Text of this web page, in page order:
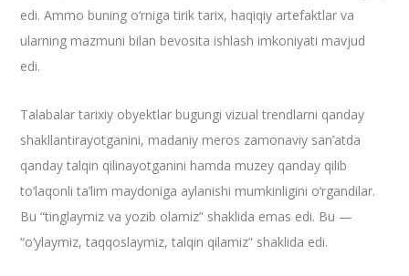
edi. Ammo buning o‘rniga tirik tarix, haqiqiy artefaktlar va
ularning mazmuni bilan bevosita ishlash imkoniyati mavjud
edi.
Talabalar tarixiy obyektlar bugungi vizual trendlarni qanday
shakllantirayotganini, madaniy meros zamonaviy san’atda
qanday talqin qilinayotganini hamda muzey qanday qilib
to‘laqonli ta’lim maydoniga aylanishi mumkinligini o‘rgandilar.
Bu “tinglaymiz va yozib olamiz” shaklida emas edi. Bu —
“o‘ylaymiz, taqqoslaymiz, talqin qilamiz” shaklida edi.